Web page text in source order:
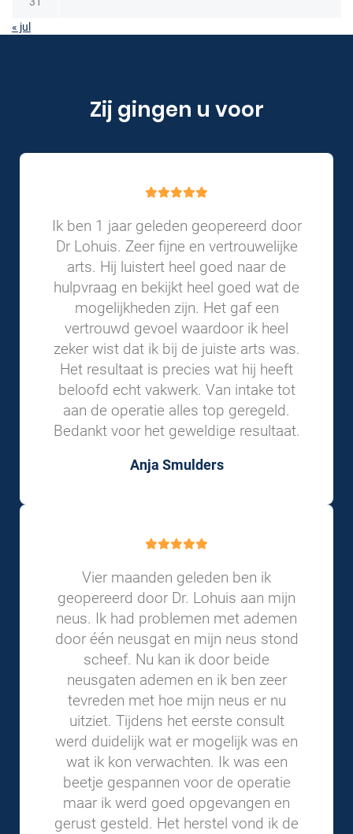
« jul
Zij gingen u voor
Ik ben 1 jaar geleden geopereerd door
Dr Lohuis. Zeer fijne en vertrouwelijke
arts. Hij luistert heel goed naar de
hulpvraag en bekijkt heel goed wat de
mogelijkheden zijn. Het gaf een
vertrouwd gevoel waardoor ik heel
zeker wist dat ik bij de juiste arts was.
Het resultaat is precies wat hij heeft
beloofd echt vakwerk. Van intake tot
aan de operatie alles top geregeld.
Bedankt voor het geweldige resultaat.
Anja Smulders
Vier maanden geleden ben ik
geopereerd door Dr. Lohuis aan mijn
neus. Ik had problemen met ademen
door één neusgat en mijn neus stond
scheef. Nu kan ik door beide
neusgaten ademen en ik ben zeer
tevreden met hoe mijn neus er nu
uitziet. Tijdens het eerste consult
werd duidelijk wat er mogelijk was en
wat ik kon verwachten. Ik was een
beetje gespannen voor de operatie
maar ik werd goed opgevangen en
gerust gesteld. Het herstel vond ik de